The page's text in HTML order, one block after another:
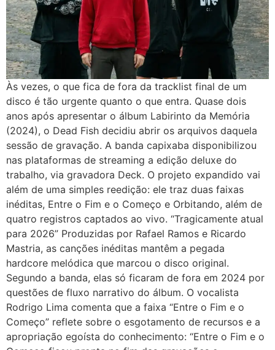
Às vezes, o que fica de fora da tracklist final de um
disco é tão urgente quanto o que entra. Quase dois
anos após apresentar o álbum Labirinto da Memória
(2024), o Dead Fish decidiu abrir os arquivos daquela
sessão de gravação. A banda capixaba disponibilizou
nas plataformas de streaming a edição deluxe do
trabalho, via gravadora Deck. O projeto expandido vai
além de uma simples reedição: ele traz duas faixas
inéditas, Entre o Fim e o Começo e Orbitando, além de
quatro registros captados ao vivo. “Tragicamente atual
para 2026” Produzidas por Rafael Ramos e Ricardo
Mastria, as canções inéditas mantêm a pegada
hardcore melódica que marcou o disco original.
Segundo a banda, elas só ficaram de fora em 2024 por
questões de fluxo narrativo do álbum. O vocalista
Rodrigo Lima comenta que a faixa “Entre o Fim e o
Começo” reflete sobre o esgotamento de recursos e a
apropriação egoísta do conhecimento: “Entre o Fim e o